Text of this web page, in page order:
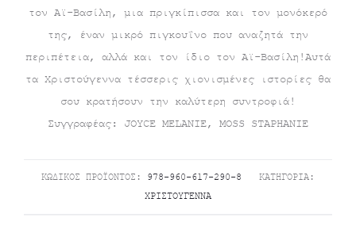
τον Αϊ-Βασίλη, μια πριγκίπισσα και τον μονόκερό
της, έναν μικρό πιγκουΐνο που αναζητά την
περιπέτεια, αλλά και τον ίδιο τον Αϊ-Βασίλη!Αυτά
τα Χριστούγεννα τέσσερις χιονισμένες ιστορίες θα
σου κρατήσουν την καλύτερη συντροφιά!
Συγγραφέας: JOYCE MELANIE, MOSS STAPHANIE
was:
€10.00.
τιμή
είναι:
€9.00.
ΚΩΔΙΚΌΣ ΠΡΟΪΌΝΤΟΣ: 978-960-617-290-8
ΚΑΤΗΓΟΡΊΑ:
ΧΡΙΣΤΟΎΓΕΝΝΑ